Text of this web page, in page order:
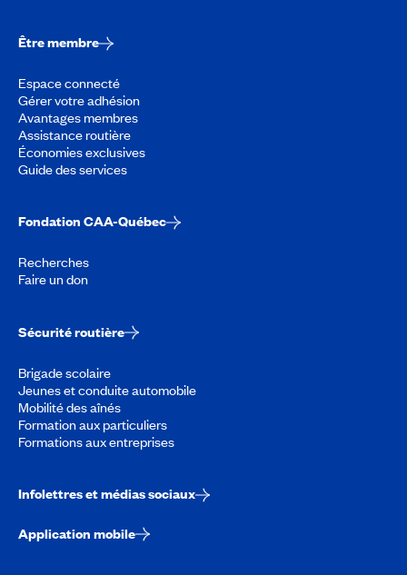
Être membre
Espace connecté
Gérer votre adhésion
Avantages membres
Assistance routière
Économies exclusives
Guide des services
Fondation CAA-Québec
Recherches
Faire un don
Sécurité routière
Brigade scolaire
Jeunes et conduite automobile
Mobilité des aînés
Formation aux particuliers
Formations aux entreprises
Infolettres et médias sociaux
Application mobile